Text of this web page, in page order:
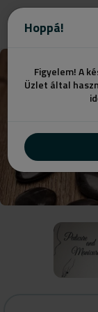
Hoppá!
Figyelem! A
Üzlet által